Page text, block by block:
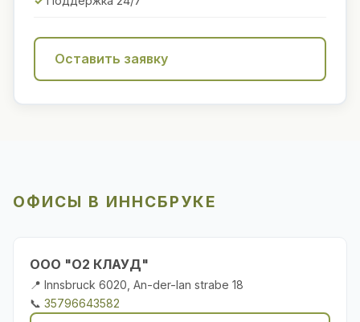
Оставить заявку
ОФИСЫ В ИННСБРУКЕ
ООО "О2 КЛАУД"
📍 Innsbruck 6020, An-der-lan strabe 18
📞 35796643582